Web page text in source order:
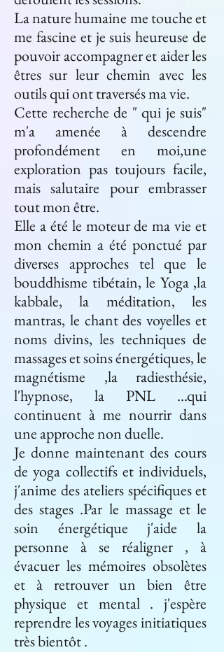
La nature humaine me touche et
me fascine et je suis heureuse de
pouvoir accompagner et aider les
êtres sur leur chemin avec les
outils qui ont traversés ma vie.
Cette recherche de " qui je suis"
m'a amenée à descendre
profondément en moi,une
exploration pas toujours facile,
mais salutaire pour embrasser
tout mon être.
Elle a été le moteur de ma vie et
mon chemin a été ponctué par
diverses approches tel que le
bouddhisme tibétain, le Yoga ,la
kabbale, la méditation, les
mantras, le chant des voyelles et
noms divins, les techniques de
massages et soins énergétiques, le
magnétisme ,la radiesthésie,
l'hypnose, la PNL ...qui
continuent à me nourrir dans
une approche non duelle.
Je donne maintenant des cours
de yoga collectifs et individuels,
j'anime des ateliers spécifiques et
des stages .Par le massage et le
soin énergétique j'aide la
personne à se réaligner , à
évacuer les mémoires obsolètes
et à retrouver un bien être
physique et mental . j'espère
reprendre les voyages initiatiques
très bientôt .